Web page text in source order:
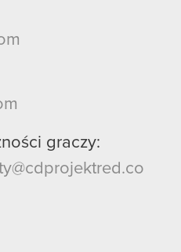
graczy: